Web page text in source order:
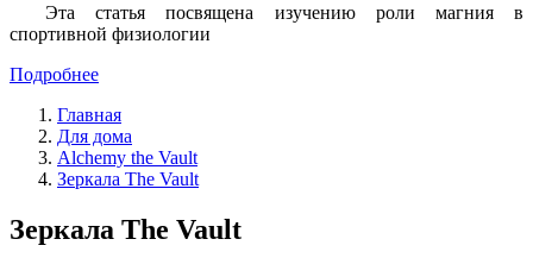
Эта статья посвящена изучению роли магния в
спортивной физиологии
Подробнее
Главная
Для дома
Alchemy the Vault
Зеркала The Vault
Зеркала The Vault